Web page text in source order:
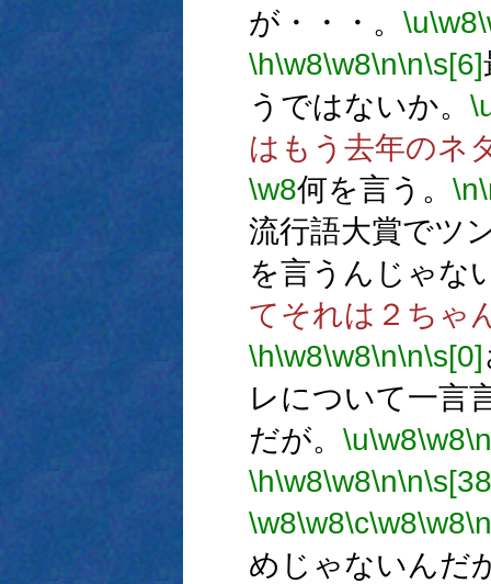
が・・・。 \u\w8
\h\w8\w8\n\n\s[6]
うではないか。
はもう去年のネ
\w8何を言う。 \n
流行語大賞でツ
を言うんじゃな
てそれは２ちゃ
\h\w8\w8\n\n\s[0]
レについて一言
だが。 \u\w8\w8\n
\h\w8\w8\n\n
\w8\w8\c\w8\w8\n
めじゃないんだ